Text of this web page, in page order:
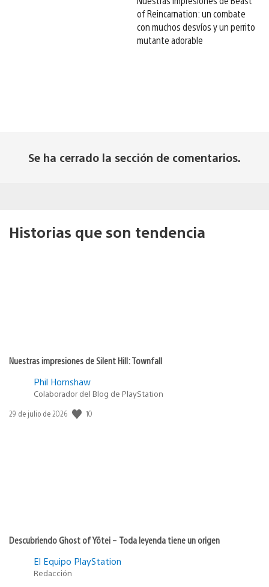
of Reincarnation: un combate
con muchos desvíos y un perrito
mutante adorable
Se ha cerrado la sección de comentarios.
Historias que son tendencia
Nuestras impresiones de Silent Hill: Townfall
Phil Hornshaw
Colaborador del Blog de PlayStation
Fecha
29 de julio de 2026 10
Descubriendo Ghost of Yōtei – Toda leyenda tiene un origen
El Equipo PlayStation
Redacción